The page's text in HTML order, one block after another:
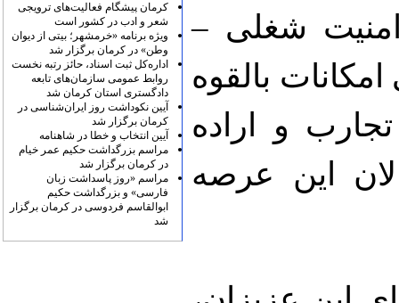
شغلی –
بالقوه
و اراده
این عرصه
کرمان پیشگام فعالیت‌های ترویجی
شعر و ادب در کشور است
ویژه برنامه «خرمشهر؛ بیتی از دیوان
وطن» در کرمان برگزار شد
اداره‌کل ثبت اسناد، حائز رتبه نخست
روابط عمومی سازمان‌های تابعه
دادگستری استان کرمان شد
آیین نکوداشت روز ایران‌شناسی در
کرمان برگزار شد
آیین انتخاب و خطا در شاهنامه
مراسم بزرگداشت حکیم عمر خیام
در کرمان برگزار شد
مراسم «روز پاسداشت زبان
فارسی» و بزرگداشت حکیم
ابوالقاسم فردوسی در کرمان برگزار
شد